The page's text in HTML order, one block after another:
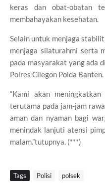
keras dan obat-obatan
membahayakan kesehatan.
Selain untuk menjaga
menjaga silaturahmi serta
pada masyarakat yang ada
Polres Cilegon Polda Banten.
“Kami akan
terutama pada jam-jam
aman dan nyaman bagi
menindak lanjuti atensi
malam.”tutupnya. (***)
Tags Polisi polsek